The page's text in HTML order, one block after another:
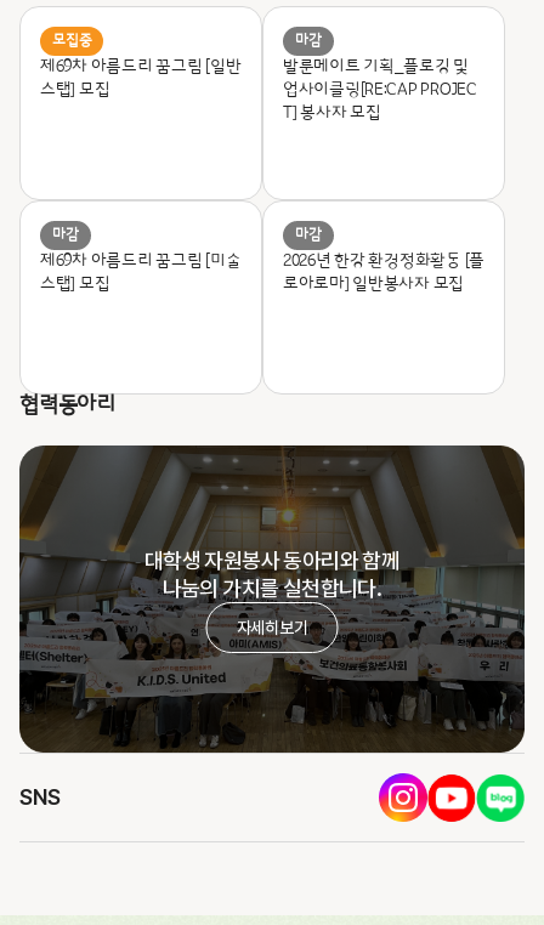
모집중
제69차 아름드리 꿈그림 [일반
스탭] 모집
마감
발룬메이트 기획_플로깅 및
업사이클링[RE:CAP PROJEC
T] 봉사자 모집
마감
제69차 아름드리 꿈그림 [미술
스탭] 모집
마감
2026년 한강 환경정화활동 [플
로아로마] 일반봉사자 모집
협력동아리
대학생 자원봉사 동아리와 함께
나눔의 가치를 실천합니다.
자세히보기
SNS